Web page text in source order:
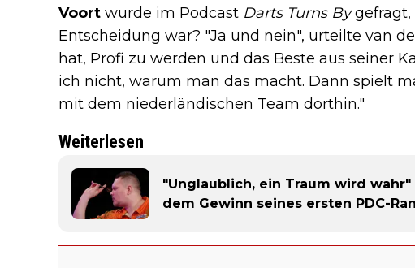
Voort wurde im Podcast Darts Turns Bygefragt,
Entscheidung war? "Ja und nein", urteilte van
hat, Profi zu werden und das Beste aus seiner
ich nicht, warum man das macht. Dann spielt
mit dem niederländischen Team dorthin."
Weiterlesen
"Unglaublich, ein Traum wird
dem Gewinn seines ersten PDC-